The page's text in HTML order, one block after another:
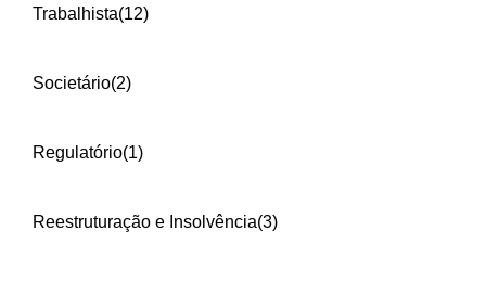
Trabalhista(12)
Societário(2)
Regulatório(1)
Reestruturação e Insolvência(3)